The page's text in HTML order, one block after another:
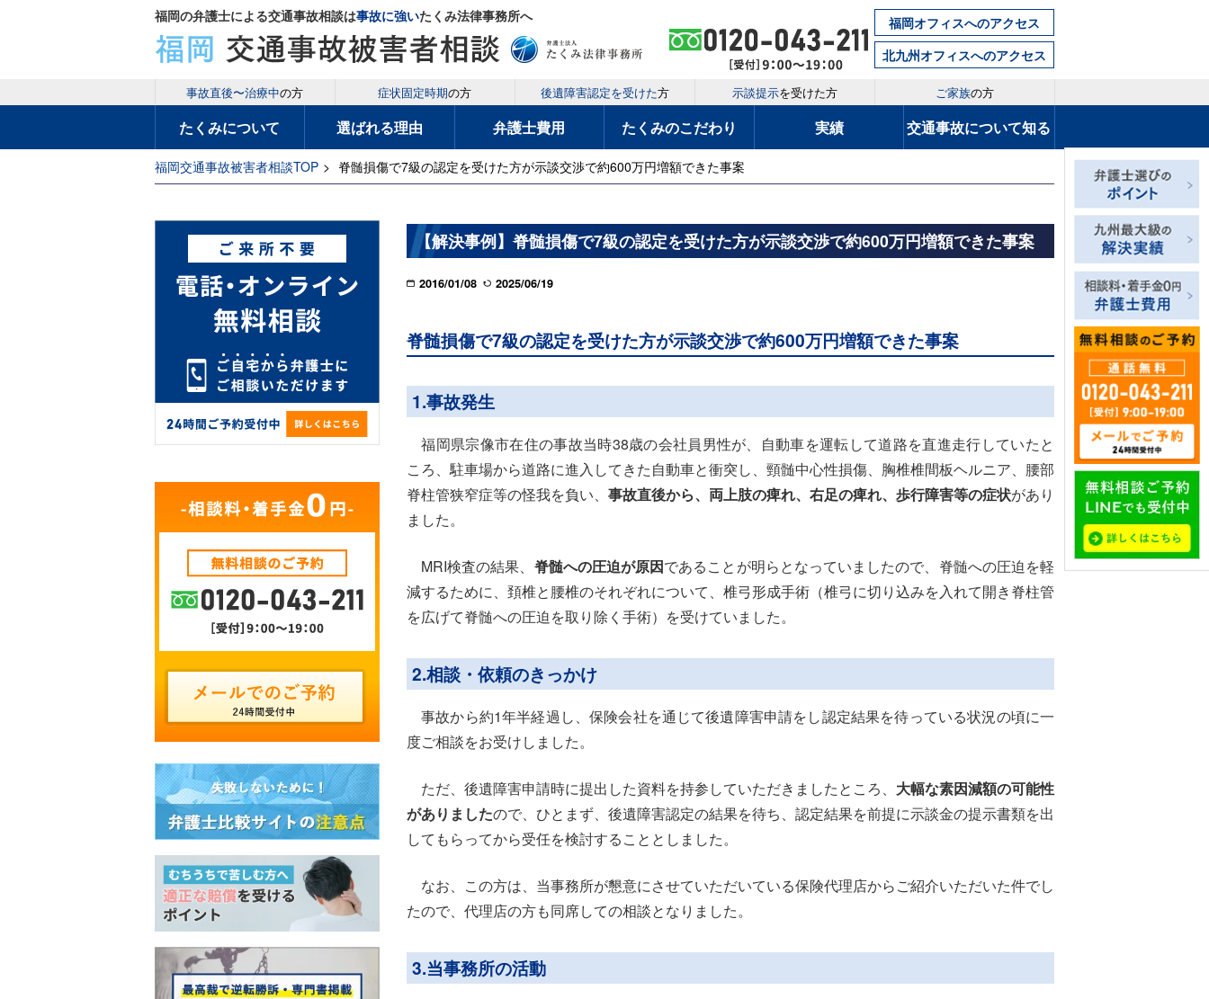
福岡の弁護士による交通事故相談は事故に強いたくみ法律事務所へ
福岡オフィスへのアクセス
北九州オフィスへのアクセス
事故直後〜治療中の方 症状固定時期の方 後遺障害認定を受けた方 示談提示を受けた方 ご家族の方
たくみについて 選ばれる理由 弁護士費用 たくみのこだわり 実績 交通事故について知る
福岡交通事故被害者相談TOP > 脊髄損傷で7級の認定を受けた方が示談交渉で約600万円増額できた事案
【解決事例】脊髄損傷で7級の認定を受けた方が示談交渉で約600万円増額できた事案
2016/01/08 2025/06/19
脊髄損傷で7級の認定を受けた方が示談交渉で約600万円増額できた事案
1.事故発生
福岡県宗像市在住の事故当時38歳の会社員男性が、自動車を運転して道路を直進走行していたと
ころ、駐車場から道路に進入してきた自動車と衝突し、頸髄中心性損傷、胸椎椎間板ヘルニア、腰部
脊柱管狭窄症等の怪我を負い、 事故直後から、両上肢の痺れ、右足の痺れ、歩行障害等の症状があり
ました。
MRI検査の結果、脊髄への圧迫が原因であることが明らとなっていましたので、脊髄への圧迫を軽
減するために、頚椎と腰椎のそれぞれについて、椎弓形成手術（椎弓に切り込みを入れて開き脊柱管
を広げて脊髄への圧迫を取り除く手術）を受けていました。
2.相談・依頼のきっかけ
事故から約1年半経過し、保険会社を通じて後遺障害申請をし認定結果を待っている状況の頃に一
度ご相談をお受けしました。
ただ、後遺障害申請時に提出した資料を持参していただきましたところ、 大幅な素因減額の可能性
がありましたので、ひとまず、後遺障害認定の結果を待ち、認定結果を前提に示談金の提示書類を出
してもらってから受任を検討することとしました。
なお、この方は、当事務所が懇意にさせていただいている保険代理店からご紹介いただいた件でし
たので、代理店の方も同席しての相談となりました。
3.当事務所の活動